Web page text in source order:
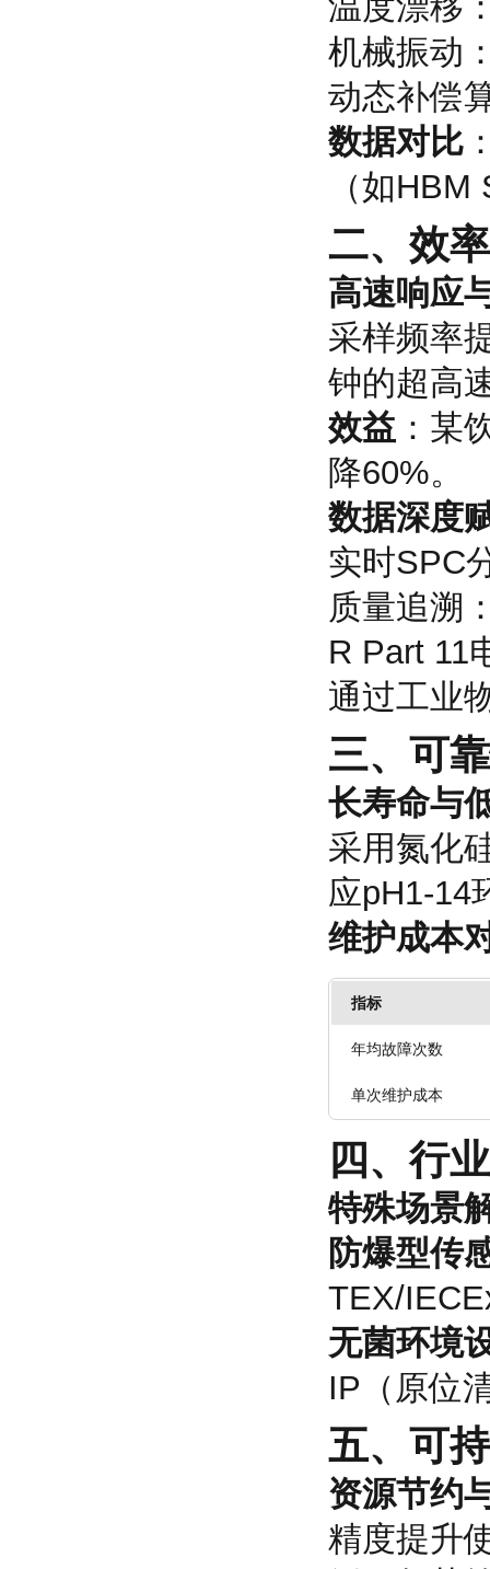
机械振动
动态补偿
数据对比
（如
二、 效
高速响应
采样频率
钟的超高
效益 ：某
降60%。
数据深度
实时SPC
质量追溯
R Part 11
通过工业
三、 可
长寿命与
采用氮化
应pH1-14
维护成本
指标
年均故障次数
单次维护成本
四、行
特殊场景
防爆型传
TEX/
无菌环境
IP（原位
五、 可
资源节约
精度提升